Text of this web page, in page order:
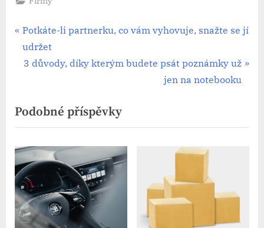
Navigace
pro
P
r
e
o
u
s
P
o
s
t
Potkáte-li partnerku, co vám vyhovuje, snažte se jí
udržet
N
t
P
o
s
t
:
3 důvody, díky kterým budete psát poznámky už
jen na notebooku
Podobné příspěvky